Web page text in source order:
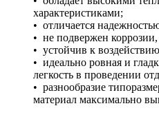
характеристиками;
• отличается
• не подвержен
• устойчив к
• идеально ровная и
легкость в проведении
• разнообразие
материал максимально